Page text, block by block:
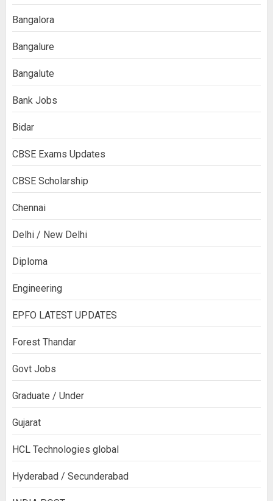
Bangalora
Bangalure
Bangalute
Bank Jobs
Bidar
CBSE Exams Updates
CBSE Scholarship
Chennai
Delhi / New Delhi
Diploma
Engineering
EPFO LATEST UPDATES
Forest Thandar
Govt Jobs
Graduate / Under
Gujarat
HCL Technologies global
Hyderabad / Secunderabad